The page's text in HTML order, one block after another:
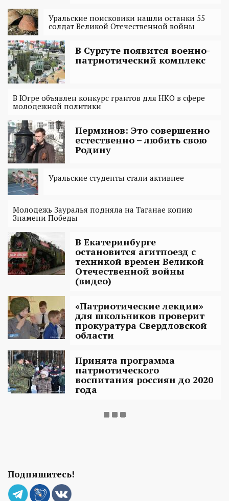
Уральские поисковики нашли останки 55
солдат Великой Отечественной войны
В Сургуте появится военно-
патриотический комплекс
В Югре объявлен конкурс грантов для НКО в сфере
молодежной политики
Перминов: Это совершенно
естественно – любить свою
Родину
Уральские студенты стали активнее
Молодежь Зауралья подняла на Таганае копию
Знамени Победы
В Екатеринбурге
остановится агитпоезд с
техникой времен Великой
Отечественной войны
(видео)
«Патриотические лекции»
для школьников проверит
прокуратура Свердловской
области
Принята программа
патриотического
воспитания россиян до 2020
года
Подпишитесь!